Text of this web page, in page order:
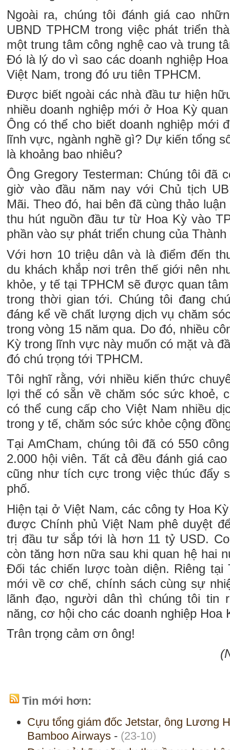
Ngoài ra, chúng tôi đánh giá cao
UBND TPHCM trong việc phát triển
một trung tâm công nghệ cao và trung
Đó là lý do vì sao các doanh nghiệp
Việt Nam, trong đó ưu tiên TPHCM.
Được biết ngoài các nhà đầu tư hiện
nhiều doanh nghiệp mới ở Hoa Kỳ
Ông có thể cho biết doanh nghiệp mới
lĩnh vực, ngành nghề gì? Dự kiến tổng
là khoảng bao nhiêu?
Ông Gregory Testerman: Chúng tôi đã
giờ vào đầu năm nay với Chủ tịch
Mãi. Theo đó, hai bên đã cùng thảo
thu hút nguồn đầu tư từ Hoa Kỳ vào
phần vào sự phát triển chung của Thành
Với hơn 10 triệu dân và là điểm đến
du khách khắp nơi trên thế giới nên
khỏe, y tế tại TPHCM sẽ được quan
trong thời gian tới. Chúng tôi đang
đáng kể về chất lượng dịch vụ chăm
trong vòng 15 năm qua. Do đó, nhiều
Kỳ trong lĩnh vực này muốn có mặt và
đó chú trọng tới TPHCM.
Tôi nghĩ rằng, với nhiều kiến thức
lợi thế có sẵn về chăm sóc sức khoẻ,
có thể cung cấp cho Việt Nam nhiều
trong y tế, chăm sóc sức khỏe cộng
Tại AmCham, chúng tôi đã có 550
2.000 hội viên. Tất cả đều đánh giá
cũng như tích cực trong việc thúc đẩy
phố.
Hiện tại ở Việt Nam, các công ty Hoa
được Chính phủ Việt Nam phê duyệt
trị đầu tư sắp tới là hơn 11 tỷ USD.
còn tăng hơn nữa sau khi quan hệ hai
Đối tác chiến lược toàn diện. Riêng tại
mới về cơ chế, chính sách cùng sự
lãnh đạo, người dân thì chúng tôi tin
năng, cơ hội cho các doanh nghiệp Hoa
Trân trọng cảm ơn ông!
Tin mới hơn:
Cựu tổng giám đốc Jetstar, ông Lương
Bamboo Airways - (23-10)